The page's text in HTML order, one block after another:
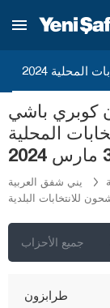
المحلية 2024
كوبري باشي
المحلية
يني شفق العربية
للانتخابات البلدية
جميع الأحزاب
صقاريا
شانلي أورفا
سيرت
سينوب
شرناق
سيفاس
توكات
طرابزون